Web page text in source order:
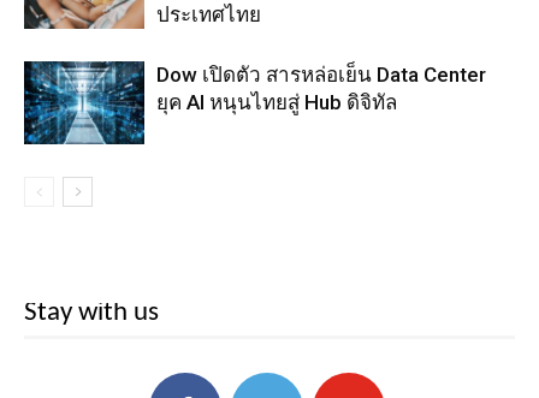
ประเทศไทย
Dow เปิดตัว สารหล่อเย็น Data Center
ยุค AI หนุนไทยสู่ Hub ดิจิทัล
Stay with us